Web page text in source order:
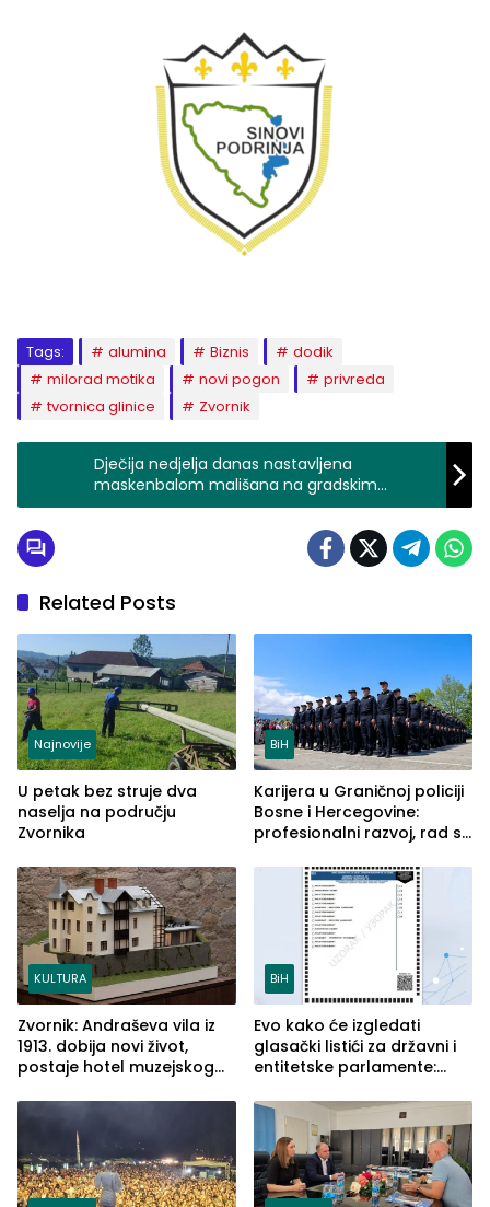
Tags: alumina Biznis
dodik
milorad motika
novi pogon
privreda
tvornica glinice
Zvornik
Dječija nedjelja danas nastavljena
maskenbalom mališana na gradskim
ulicama
Related Posts
Najnovije
U petak bez struje dva
naselja na području
Zvornika
BiH
Karijera u Graničnoj policiji
Bosne i Hercegovine:
profesionalni razvoj, rad sa
služba građanima
KULTURA
Zvornik: Andraševa vila iz
1913. dobija novi život,
postaje hotel muzejskog
BiH
Evo kako će izgledati
glasački listići za državni i
entitetske parlamente:
vidljive na njima